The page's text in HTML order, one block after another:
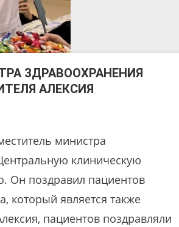
ЗДРАВООХРАНЕНИЯ
АЛЕКСИЯ
министра
клиническую
Он поздравил пациентов
который является также
пациентов поздравляли